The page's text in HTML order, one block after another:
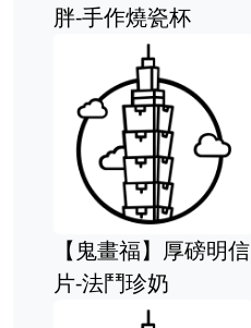
胖-手作燒瓷杯
【鬼畫福】厚磅明信
片-法鬥珍奶